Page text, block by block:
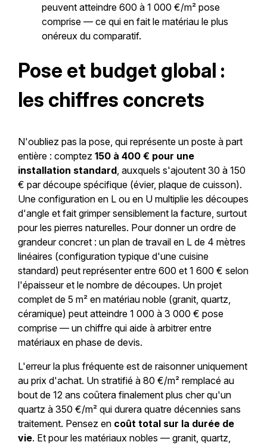
peuvent atteindre 600 à 1 000 €/m² pose
comprise — ce qui en fait le matériau le plus
onéreux du comparatif.
Pose et budget global :
les chiffres concrets
N'oubliez pas la pose, qui représente un poste à part
entière : comptez 150 à 400 € pour une
installation standard, auxquels s'ajoutent 30 à 150
€ par découpe spécifique (évier, plaque de cuisson).
Une configuration en L ou en U multiplie les découpes
d'angle et fait grimper sensiblement la facture, surtout
pour les pierres naturelles. Pour donner un ordre de
grandeur concret : un plan de travail en L de 4 mètres
linéaires (configuration typique d'une cuisine
standard) peut représenter entre 600 et 1 600 € selon
l'épaisseur et le nombre de découpes. Un projet
complet de 5 m² en matériau noble (granit, quartz,
céramique) peut atteindre 1 000 à 3 000 € pose
comprise — un chiffre qui aide à arbitrer entre
matériaux en phase de devis.
L'erreur la plus fréquente est de raisonner uniquement
au prix d'achat. Un stratifié à 80 €/m² remplacé au
bout de 12 ans coûtera finalement plus cher qu'un
quartz à 350 €/m² qui durera quatre décennies sans
traitement. Pensez en coût total sur la durée de
vie. Et pour les matériaux nobles — granit, quartz,